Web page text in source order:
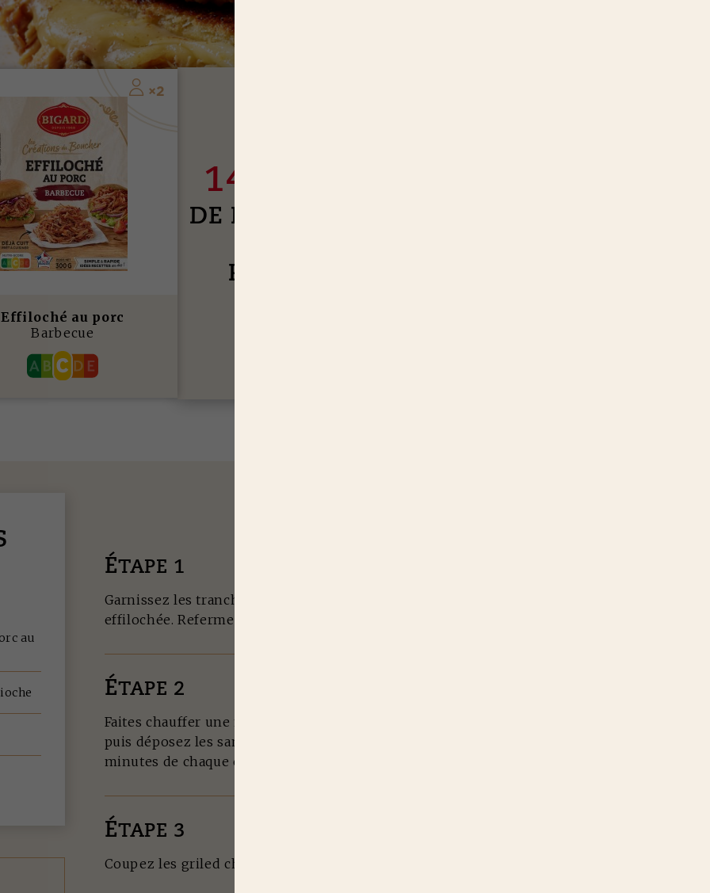
×2
Effiloché au porc
Barbecue
14,65 EUR
DE RÉDUCTIONS
PRODUITS
au
ÉTAPE 1
Garnissez les tranches de brioche de cheddar et de viande
effilochée. Refermez soigneusement les deux sandwichs.
ÉTAPE 2
Faites chauffer une noisette de beurre dans une grande poêle,
puis déposez les sandwichs. Couvrez puis faites cuire quelques
minutes de chaque côté à feu doux.
ÉTAPE 3
Coupez les griled cheese en deux et dégustez sans tarder.